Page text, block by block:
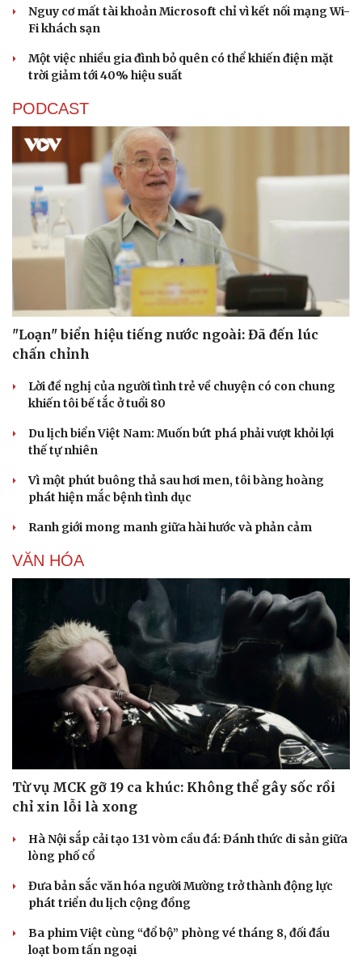
Sức khỏe
Cây thuốc
Sản phụ khoa
Nhi khoa
Nam khoa
Làm đẹp - giảm cân
Phòng mạch online
Ăn sạch sống khỏe
Tình yêu - Gia đình
Nguy cơ mất tài khoản Microsoft chỉ vì kết nối mạng Wi-
Fi khách sạn
Một việc nhiều gia đình bỏ quên có thể khiến điện mặt
trời giảm tới 40% hiệu suất
PODCAST
"Loạn" biển hiệu tiếng nước ngoài: Đã đến lúc
chấn chỉnh
Lời đề nghị của người tình trẻ về chuyện có con chung
khiến tôi bế tắc ở tuổi 80
Du lịch biển Việt Nam: Muốn bứt phá phải vượt khỏi lợi
thế tự nhiên
Vì một phút buông thả sau hơi men, tôi bàng hoàng
phát hiện mắc bệnh tình dục
Ranh giới mong manh giữa hài hước và phản cảm
VĂN HÓA
Từ vụ MCK gỡ 19 ca khúc: Không thể gây sốc rồi
chỉ xin lỗi là xong
Hà Nội sắp cải tạo 131 vòm cầu đá: Đánh thức di sản giữa
lòng phố cổ
Đưa bản sắc văn hóa người Mường trở thành động lực
phát triển du lịch cộng đồng
Ba phim Việt cùng “đổ bộ” phòng vé tháng 8, đối đầu
loạt bom tấn ngoại